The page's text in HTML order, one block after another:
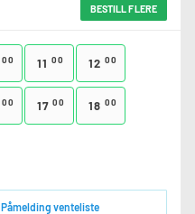
BESTILL FLERE
00 11 00 12 00
00 17 00 18 00
Påmelding venteliste